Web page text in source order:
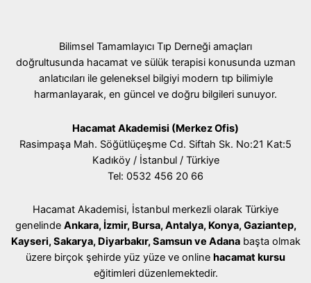
Bilimsel Tamamlayıcı Tıp Derneği amaçları
doğrultusunda hacamat ve sülük terapisi konusunda uzman
anlatıcıları ile geleneksel bilgiyi modern tıp bilimiyle
harmanlayarak, en güncel ve doğru bilgileri sunuyor.
Hacamat Akademisi (Merkez Ofis)
Rasimpaşa Mah. Söğütlüçeşme Cd. Siftah Sk. No:21 Kat:5
Kadıköy / İstanbul / Türkiye
Tel: 0532 456 20 66
Hacamat Akademisi, İstanbul merkezli olarak Türkiye
genelinde Ankara, İzmir, Bursa, Antalya, Konya, Gaziantep,
Kayseri, Sakarya, Diyarbakır, Samsun ve Adanabaşta olmak
üzere birçok şehirde yüz yüze ve online hacamat kursu
eğitimleri düzenlemektedir.